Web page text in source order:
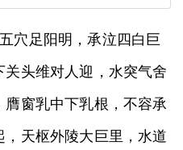
穴足阳明，承泣四白巨
头维对人迎，水突气舍
窗乳中下乳根，不容承
天枢外陵大巨里，水道